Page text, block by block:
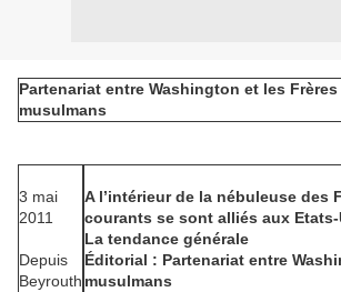
Partenariat entre Washington et les Frères
musulmans
3 mai
2011
Depuis
Beyrouth
A l’intérieur de la nébuleuse des
courants se sont alliés aux
La tendance générale
Éditorial : Partenariat entre
musulmans